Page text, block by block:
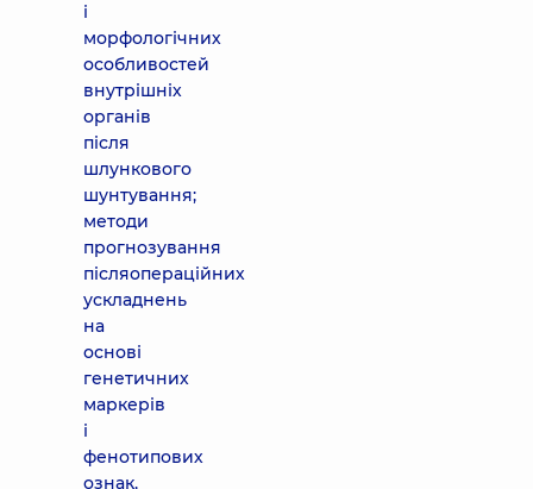
і
морфологічних
особливостей
внутрішніх
органів
після
шлункового
шунтування;
методи
прогнозування
післяопераційних
ускладнень
на
основі
генетичних
маркерів
і
фенотипових
ознак,